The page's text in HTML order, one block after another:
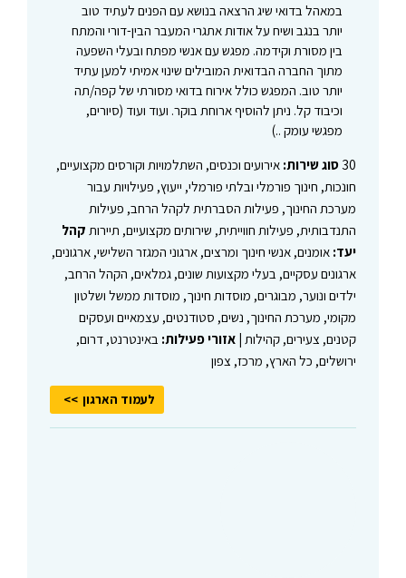
במאהל בדואי שיג הרצאה בנושא עם הפנים לעתיד טוב
יותר בנגב ושיח על אודות אתגרי המעבר הבין-דורי והמתח
בין מסורת וקידמה. מפגש עם אנשי מפתח ובעלי השפעה
מתוך החברה הבדואית המובילים שינוי אמיתי למען עתיד
יותר טוב. המפגש כולל אירוח בדואי מסורתי של קפה/תה
וכיבוד קל. ניתן להוסיף ארוחת בוקר. ועוד ועוד (סיורים,
מפגשי עומק ..)
30 סוג שירות: אירועים וכנסים, השתלמויות וקורסים מקצועיים,
חונכות, חינוך פורמלי ובלתי פורמלי, ייעוץ, פעילויות עבור
מערכת החינוך, פעילות הסברתית לקהל הרחב, פעילות
התנדבותית, פעילות חווייתית, שירותים מקצועיים, תיירות קהל
יעד: אומנים, אנשי חינוך ומרצים, ארגוני המגזר השלישי, ארגונים,
ארגונים עסקיים, בעלי מקצועות שונים, גמלאים, הקהל הרחב,
ילדים ונוער, מבוגרים, מוסדות חינוך, מוסדות ממשל ושלטון
מקומי, מערכת החינוך, נשים, סטודנטים, עצמאיים ועסקים
קטנים, צעירים, קהילות | אזורי פעילות: באינטרנט, דרום,
ירושלים, כל הארץ, מרכז, צפון
לעמוד הארגון